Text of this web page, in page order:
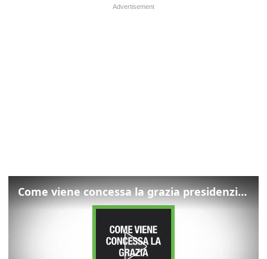
Come viene concessa la grazia presidenziale